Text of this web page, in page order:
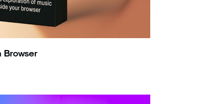
Browser